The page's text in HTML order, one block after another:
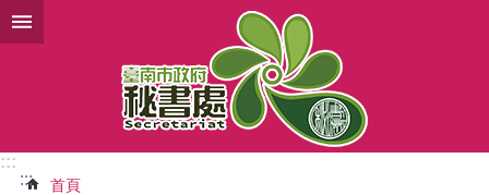
跳到主要內容區塊
:::
:::
首頁